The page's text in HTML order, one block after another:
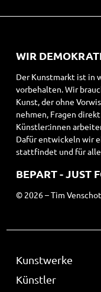
WIR
Der Kunstmarkt ist in
vorbehalten. Wir
Kunst, der ohne
nehmen, Fragen
Künstler:innen
Dafür entwickeln wir
stattfindet und für
BEPART - JUST
© 2026 – Tim
Kunstwerke
Künstler